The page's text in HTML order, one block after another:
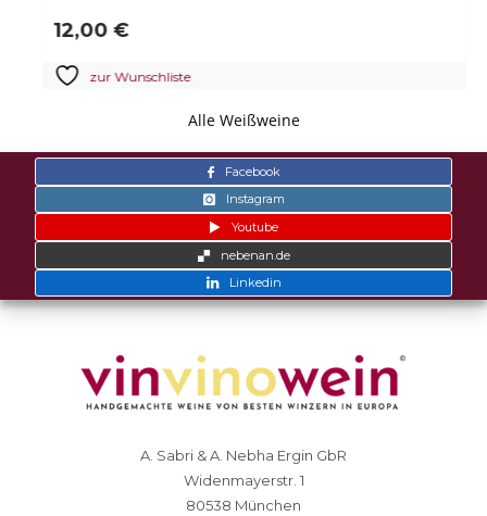
12,00€
zur Wunschliste
Alle Weißweine
Facebook
Instagram
Youtube
nebenan.de
Linkedin
A. Sabri & A. Nebha Ergin GbR
Widenmayerstr. 1
80538 München